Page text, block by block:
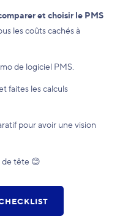
et choisir le PMS
les coûts cachés à
de logiciel PMS.
faites les calculs
pour avoir une vision
de tête 😊